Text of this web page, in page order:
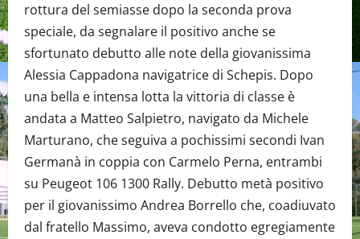
rottura del semiasse dopo la seconda prova
speciale, da segnalare il positivo anche se
sfortunato debutto alle note della giovanissima
Alessia Cappadona navigatrice di Schepis. Dopo
una bella e intensa lotta la vittoria di classe è
andata a Matteo Salpietro, navigato da Michele
Marturano, che seguiva a pochissimi secondi Ivan
Germanà in coppia con Carmelo Perna, entrambi
su Peugeot 106 1300 Rally. Debutto metà positivo
per il giovanissimo Andrea Borrello che, coadiuvato
dal fratello Massimo, aveva condotto egregiamente